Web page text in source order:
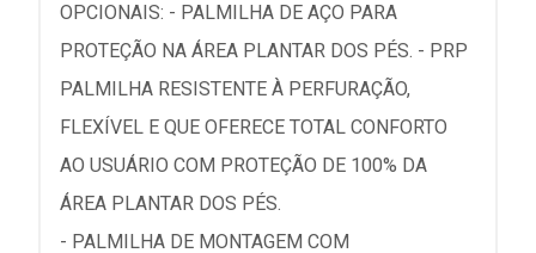
OPCIONAIS: - PALMILHA DE AÇO PARA
PROTEÇÃO NA ÁREA PLANTAR DOS PÉS. - PRP
PALMILHA RESISTENTE À PERFURAÇÃO,
FLEXÍVEL E QUE OFERECE TOTAL CONFORTO
AO USUÁRIO COM PROTEÇÃO DE 100% DA
ÁREA PLANTAR DOS PÉS.
- PALMILHA DE MONTAGEM COM